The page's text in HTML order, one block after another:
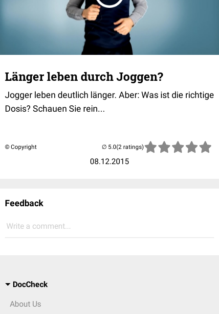
Länger leben durch Joggen?
Jogger leben deutlich länger. Aber: Was ist die richtige
Dosis? Schauen Sie rein...
© Copyright
08.12.2015
(2 ratings)
Feedback
Write a comment...
DocCheck
About Us